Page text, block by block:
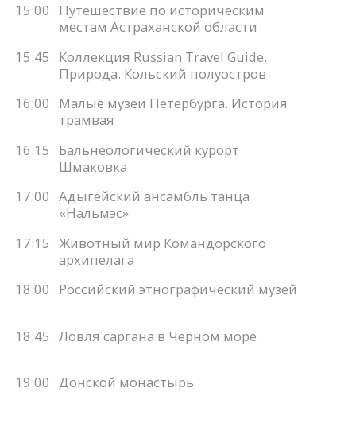
15:00
Путешествие по историческим
местам Астраханской области
15:45
Коллекция Russian Travel Guide.
Природа. Кольский полуостров
16:00
Малые музеи Петербурга. История
трамвая
16:15
Бальнеологический курорт
Шмаковка
17:00 Адыгейский ансамбль танца
«Нальмэс»
17:15 Животный мир Командорского
архипелага
18:00
Российский этнографический музей
18:45 Ловля саргана в Черном море
19:00 Донской монастырь